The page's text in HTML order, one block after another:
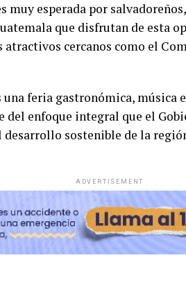
muy esperada por
que disfrutan de esta
atractivos cercanos como el
feria gastronómica, música
del enfoque integral que el
sostenible de la
ADVERTISEMENT